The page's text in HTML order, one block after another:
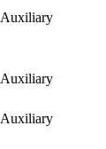
Auxiliary
Auxiliary
Auxiliary